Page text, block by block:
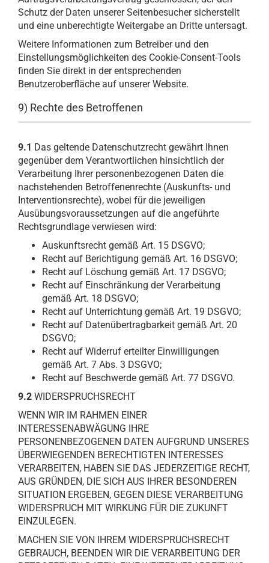
Schutz der Daten unserer Seitenbesucher sicherstellt
und eine unberechtigte Weitergabe an Dritte untersagt.
Weitere Informationen zum Betreiber und den
Einstellungsmöglichkeiten des Cookie-Consent-Tools
finden Sie direkt in der entsprechenden
Benutzeroberfläche auf unserer Website.
9) Rechte des Betroffenen
9.1 Das geltende Datenschutzrecht gewährt Ihnen
gegenüber dem Verantwortlichen hinsichtlich der
Verarbeitung Ihrer personenbezogenen Daten die
nachstehenden Betroffenenrechte (Auskunfts- und
Interventionsrechte), wobei für die jeweiligen
Ausübungsvoraussetzungen auf die angeführte
Rechtsgrundlage verwiesen wird:
Auskunftsrecht gemäß Art. 15 DSGVO;
Recht auf Berichtigung gemäß Art. 16 DSGVO;
Recht auf Löschung gemäß Art. 17 DSGVO;
Recht auf Einschränkung der Verarbeitung
gemäß Art. 18 DSGVO;
Recht auf Unterrichtung gemäß Art. 19 DSGVO;
Recht auf Datenübertragbarkeit gemäß Art. 20
DSGVO;
Recht auf Widerruf erteilter Einwilligungen
gemäß Art. 7 Abs. 3 DSGVO;
Recht auf Beschwerde gemäß Art. 77 DSGVO.
9.2 WIDERSPRUCHSRECHT
WENN WIR IM RAHMEN EINER
INTERESSENABWÄGUNG IHRE
PERSONENBEZOGENEN DATEN AUFGRUND UNSERES
ÜBERWIEGENDEN BERECHTIGTEN INTERESSES
VERARBEITEN, HABEN SIE DAS JEDERZEITIGE RECHT,
AUS GRÜNDEN, DIE SICH AUS IHRER BESONDEREN
SITUATION ERGEBEN, GEGEN DIESE VERARBEITUNG
WIDERSPRUCH MIT WIRKUNG FÜR DIE ZUKUNFT
EINZULEGEN.
MACHEN SIE VON IHREM WIDERSPRUCHSRECHT
GEBRAUCH, BEENDEN WIR DIE VERARBEITUNG DER